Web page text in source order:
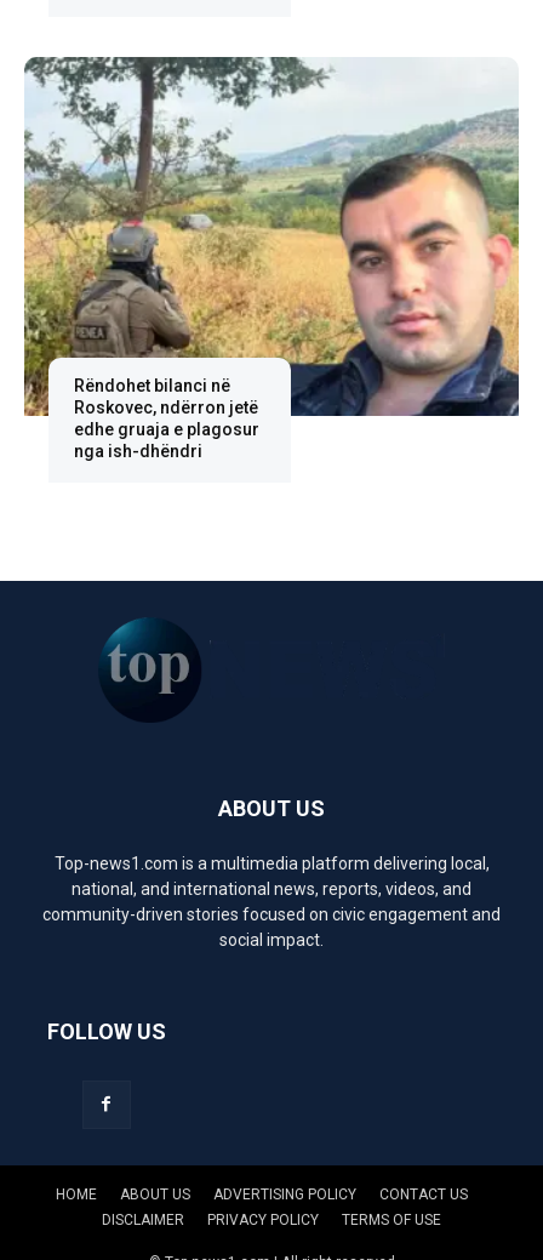
Rëndohet bilanci në
Roskovec, ndërron jetë
edhe gruaja e plagosur
nga ish-dhëndri
ABOUT US
Top-news1.com is a multimedia platform delivering local,
national, and international news, reports, videos, and
community-driven stories focused on civic engagement and
social impact.
FOLLOW US
HOME ABOUT US ADVERTISING POLICY
CONTACT US
DISCLAIMER
PRIVACY POLICY TERMS OF USE